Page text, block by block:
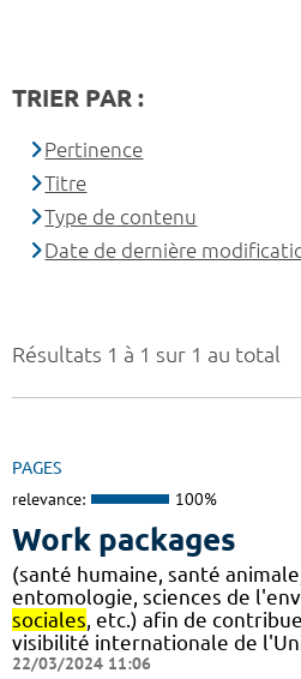
Résultats 1 à 1 sur 1 au total
PAGES
relevance: 100%
Work packages
(santé humaine, santé
entomologie, sciences de
sociales , etc.) afin de
visibilité internationale de
22/03/2024 11:06
TRIER PAR :
Pertinence
Titre
Type de contenu
Date de dernière